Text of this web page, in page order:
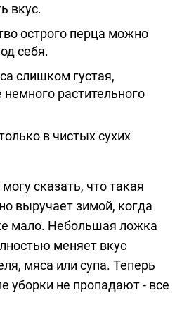
вкус.
острого перца можно
себя.
слишком густая,
немного растительного
в чистых сухих
сказать, что такая
выручает зимой, когда
мало. Небольшая ложка
меняет вкус
мяса или супа. Теперь
уборки не пропадают - все